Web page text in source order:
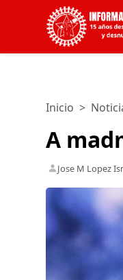
Inicio >
A
Jose M Lopez